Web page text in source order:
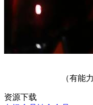
（有能
资源下载